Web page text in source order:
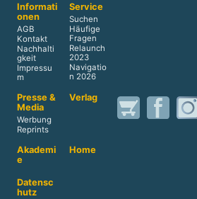
Informati
onen
AGB
Kontakt
Nachhalti
gkeit
Impressu
m
Service
Suchen
Häufige
Fragen
Relaunch
2023
Navigatio
n 2026
Presse &
Media
Werbung
Reprints
Verlag
Akademi
e
Home
Datensc
hutz